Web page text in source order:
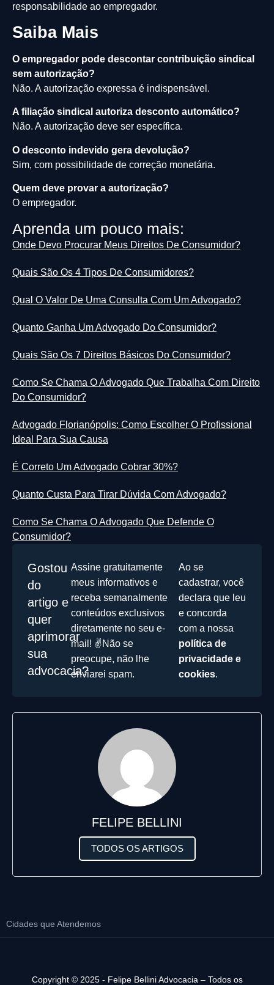
responsabilidade ao empregador.
Saiba Mais
O empregador pode descontar contribuição sindical
sem autorização?
Não. A autorização expressa é indispensável.
A filiação sindical autoriza desconto automático?
Não. A autorização deve ser específica.
O desconto indevido gera devolução?
Sim, com possibilidade de correção monetária.
Quem deve provar a autorização?
O empregador.
Aprenda um pouco mais:
Onde Devo Procurar Meus Direitos De Consumidor?
Quais São Os 4 Tipos De Consumidores?
Qual O Valor De Uma Consulta Com Um Advogado?
Quanto Ganha Um Advogado Do Consumidor?
Quais São Os 7 Direitos Básicos Do Consumidor?
Como Se Chama O Advogado Que Trabalha Com Direito
Do Consumidor?
Advogado Florianópolis: Como Escolher O Profissional
Ideal Para Sua Causa
É Correto Um Advogado Cobrar 30%?
Quanto Custa Para Tirar Dúvida Com Advogado?
Como Se Chama O Advogado Que Defende O
Consumidor?
Gostou
do
artigo e
quer
aprimorar
sua
advocacia?
Assine gratuitamente
meus informativos e
receba semanalmente
conteúdos exclusivos
diretamente no seu e-
mail! ✌️Não se
preocupe, não lhe
enviarei spam.
Ao se
cadastrar, você
declara que leu
e concorda
com a nossa
política de
privacidade e
cookies.
FELIPE BELLINI
TODOS OS ARTIGOS
Cidades que Atendemos
Copyright © 2025 - Felipe Bellini Advocacia – Todos os